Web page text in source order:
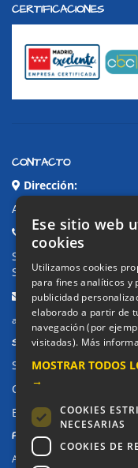
CERTIFICACIONES
CONTACTO
Dirección:
Avda. de Pablo Iglesias,
Teléfonos:
Secretaría Ppal:
Secretaría Infantil:91
Email:
alkor@colegioalkor.com
SUGERENCIAS Y CANAL
Sugerencias, Quejas,
Canal de denuncias
Buzón denuncia
PRIVACIDAD
Aviso legal / Política de
Ese sitio web
cookies
Utilizamos cookies
para fines analíticos y
publicidad
elaborado a partir de
navegación (por
visitadas). Más
MOSTRAR TODOS
→
COOKIES
NECESARIAS
COOKIES DE